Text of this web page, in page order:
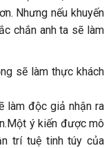
Nhưng nếu khuyến
chắn anh ta sẽ làm
sẽ làm thực khách
làm độc giả nhận ra
ý kiến được mô
trí tuệ tinh túy của